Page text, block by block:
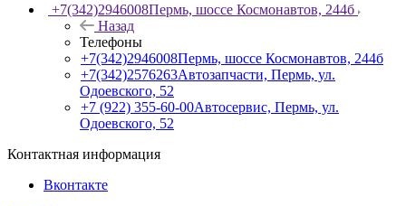
+7(342)2946008Пермь, шоссе Космонавтов, 244б
Назад
Телефоны
+7(342)2946008Пермь, шоссе Космонавтов, 244б
+7(342)2576263Автозапчасти, Пермь, ул.
Одоевского, 52
+7 (922) 355-60-00Автосервис, Пермь, ул.
Одоевского, 52
Контактная информация
Вконтакте